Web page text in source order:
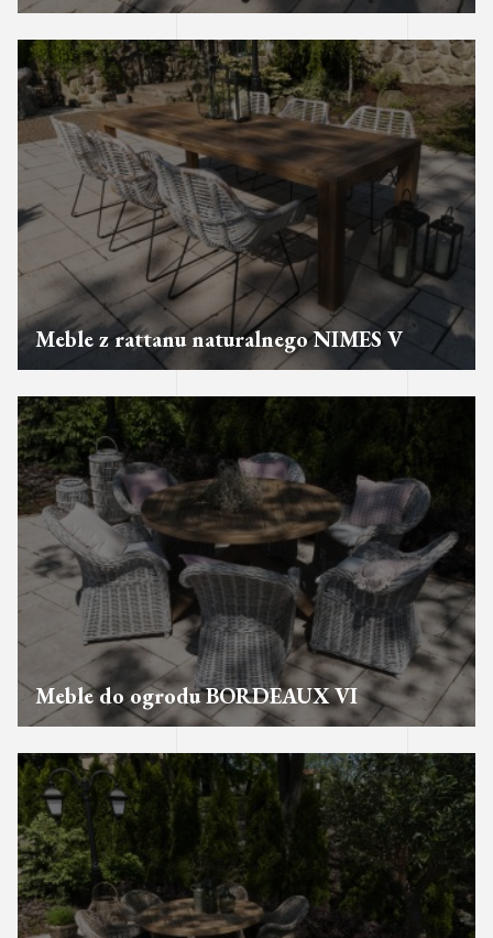
Meble z rattanu naturalnego NIMES V
Meble do ogrodu BORDEAUX VI